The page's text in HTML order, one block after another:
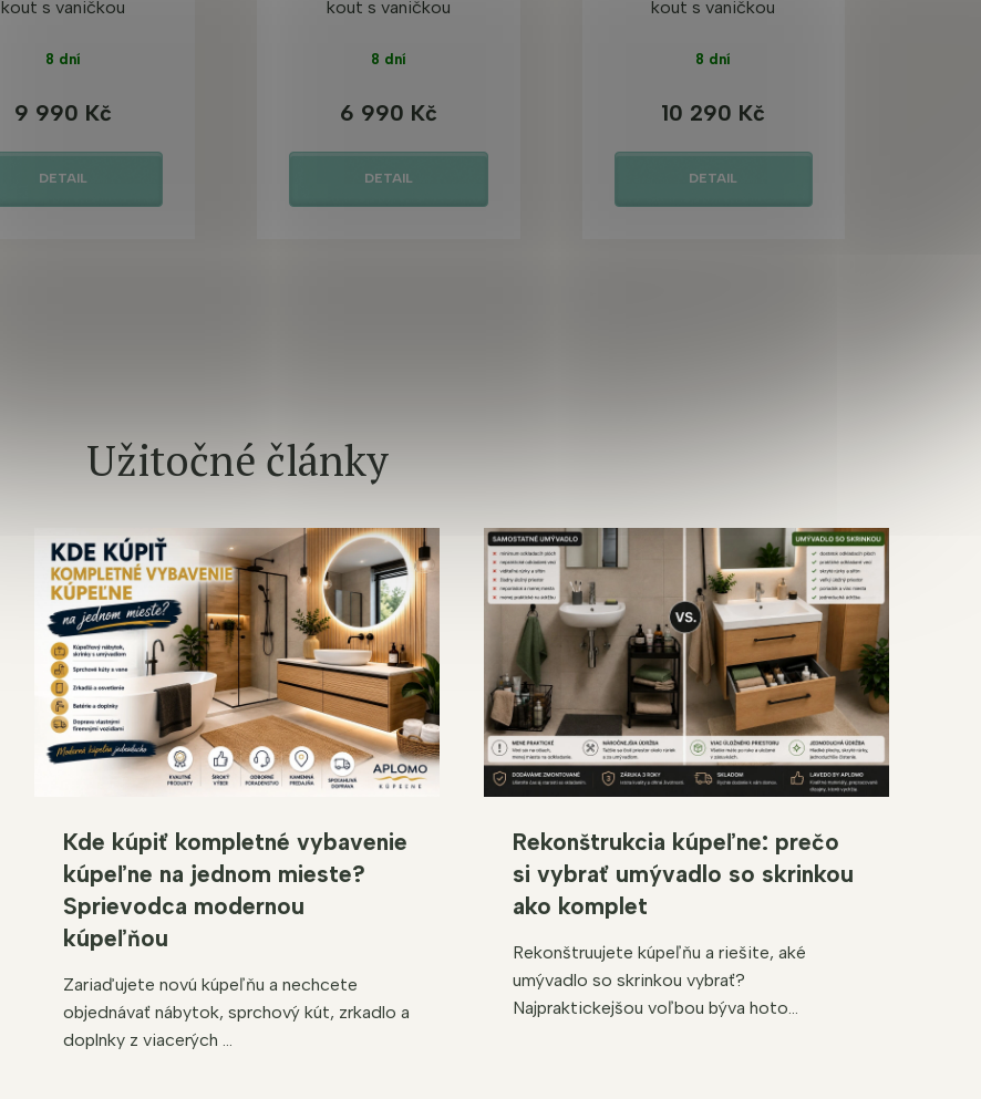
kout s vaničkou
8 dní
9 990 Kč
DETAIL
kout s vaničkou
8 dní
6 990 Kč
DETAIL
kout s vaničkou
8 dní
10 290 Kč
DETAIL
Užitočné články
Kde kúpiť kompletné vybavenie
kúpeľne na jednom mieste?
Sprievodca modernou
kúpeľňou
Zariaďujete novú kúpeľňu a nechcete
objednávať nábytok, sprchový kút, zrkadlo a
doplnky z viacerých ...
Rekonštrukcia kúpeľne: prečo
si vybrať umývadlo so skrinkou
ako komplet
Rekonštruujete kúpeľňu a riešite, aké
umývadlo so skrinkou vybrať?
Najpraktickejšou voľbou býva hoto...